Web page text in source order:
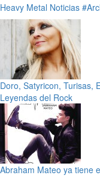
Heavy Metal Noticias
Doro, Satyricon, Turisas,
Leyendas del Rock
Abraham Mateo ya tiene